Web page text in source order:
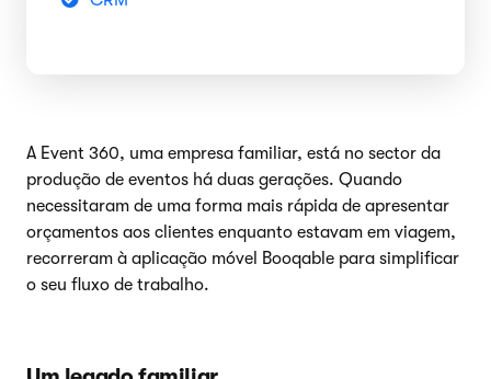
A Event 360, uma empresa familiar, está no sector da
produção de eventos há duas gerações. Quando
necessitaram de uma forma mais rápida de apresentar
orçamentos aos clientes enquanto estavam em viagem,
recorreram à aplicação móvel Booqable para simplificar
o seu fluxo de trabalho.